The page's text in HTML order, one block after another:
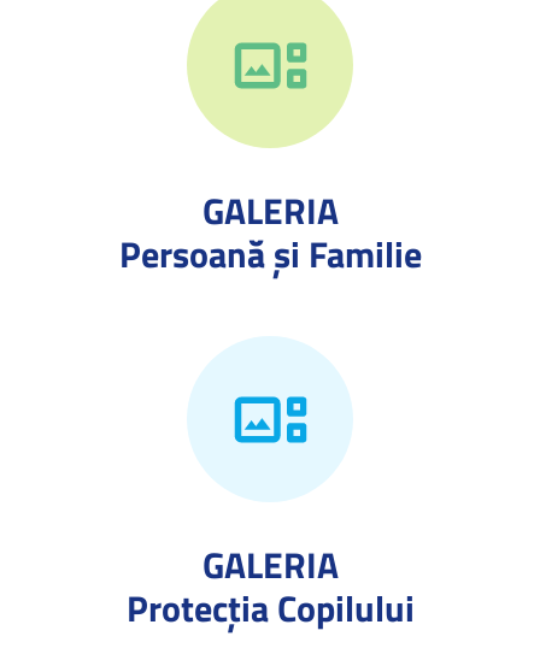
GALERIA
Persoană și Familie
GALERIA
Protecţia Copilului